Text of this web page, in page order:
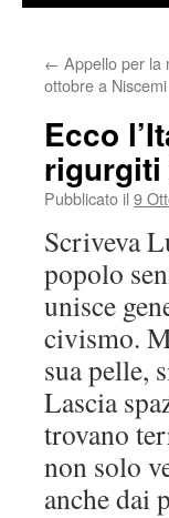
← Appello per la
ottobre a Niscemi
Ecco
Pubblicato il 9
Scriveva
popolo
unisce
civismo.
sua pelle,
Lascia
trovano
non solo
anche dai